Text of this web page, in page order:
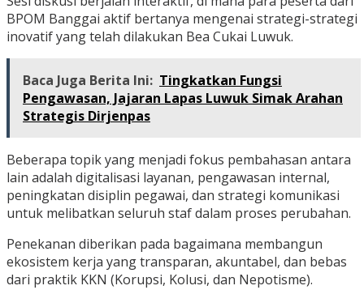
BPOM Banggai aktif bertanya mengenai strategi-strategi
inovatif yang telah dilakukan Bea Cukai Luwuk.
Baca Juga Berita Ini: Tingkatkan Fungsi
Pengawasan, Jajaran Lapas Luwuk Simak Arahan
Strategis Dirjenpas
Beberapa topik yang menjadi fokus pembahasan antara
lain adalah digitalisasi layanan, pengawasan internal,
peningkatan disiplin pegawai, dan strategi komunikasi
untuk melibatkan seluruh staf dalam proses perubahan.
Penekanan diberikan pada bagaimana membangun
ekosistem kerja yang transparan, akuntabel, dan bebas
dari praktik KKN (Korupsi, Kolusi, dan Nepotisme).